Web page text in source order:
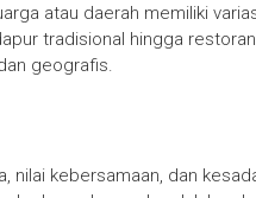
atau daerah memiliki
tradisional hingga
geografis.
nilai kebersamaan, dan